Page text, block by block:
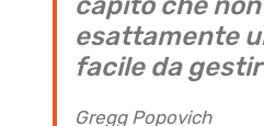
esattamente
facile da
Gregg Popovich